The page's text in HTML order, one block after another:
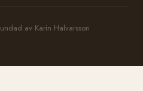
av Karin Halvarsson